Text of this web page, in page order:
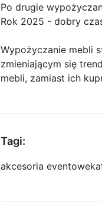
Po drugie
Rok 2025 - dobry
Wypożyczanie mebli
zmieniającym się
mebli, zamiast ich
Tagi:
akcesoria eventowe